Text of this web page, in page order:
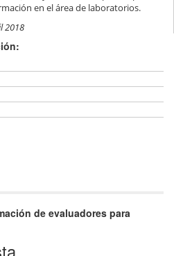
en el área de laboratorios.
2018
de evaluadores para